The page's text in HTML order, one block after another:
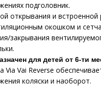
подголовник.
открывания и встроенной
окошком и
закрывания
для детей от 6-ти
Via Vai Reverse
коляски и наоборот.